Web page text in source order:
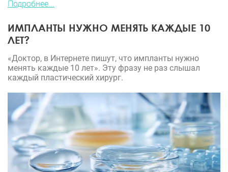
Подробнее...
ИМПЛАНТЫ НУЖНО МЕНЯТЬ КАЖДЫЕ 10
ЛЕТ?
«Доктор, в Интернете пишут, что импланты нужно
менять каждые 10 лет». Эту фразу не раз слышал
каждый пластический хирург.